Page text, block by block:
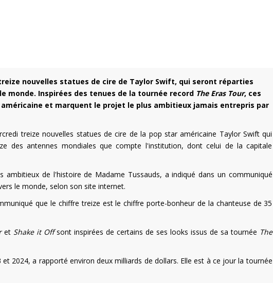
nouvelles statues de cire de Taylor Swift, qui seront réparties
monde. Inspirées des tenues de la tournée record The Eras Tour, ces
et marquent le projet le plus ambitieux jamais entrepris par
treize nouvelles statues de cire de la pop star américaine Taylor Swift qui
des antennes mondiales que compte l'institution, dont celui de la capitale
de l'histoire de Madame Tussauds, a indiqué dans un communiqué
le monde, selon son site internet.
que le chiffre treize est le chiffre porte-bonheur de la chanteuse de 35
et Shake it Offsont inspirées de certains de ses looks issus de sa tournée The
2024, a rapporté environ deux milliards de dollars. Elle est à ce jour la tournée